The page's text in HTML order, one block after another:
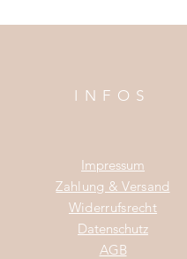
INFOS
Impressum
Zahlung & Versand
Widerrufsrecht
Datenschutz
AGB